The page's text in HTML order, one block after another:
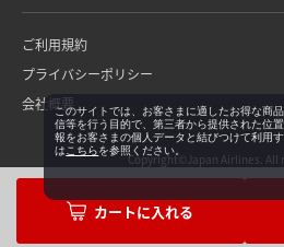
ご利用規約
プライバシーポリシー
会社概要
Copyright©Japan Airlines. All
このサイトでは、お客さまに適したお得な商
信等を行う目的で、第三者から提供された位
報をお客さまの個人データと結びつけて利用
は こちらを参照ください。